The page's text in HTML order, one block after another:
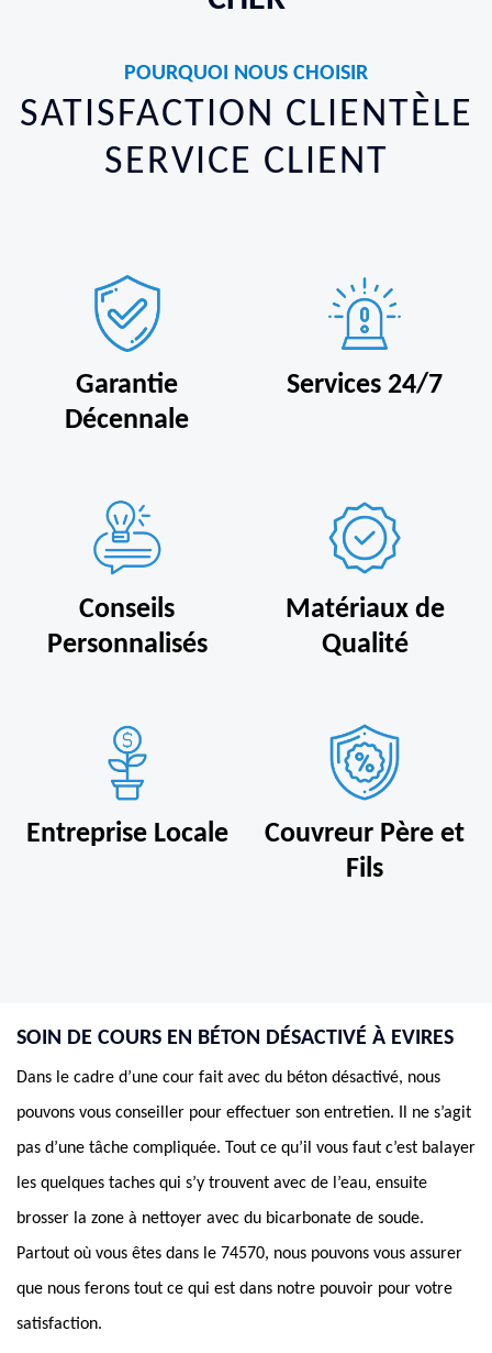
POURQUOI NOUS CHOISIR
SATISFACTION CLIENTÈLE
SERVICE CLIENT
Garantie
Décennale
Services 24/7
Conseils
Personnalisés
Matériaux de
Qualité
Entreprise Locale
Couvreur Père et
Fils
SOIN DE COURS EN BÉTON DÉSACTIVÉ À EVIRES
Dans le cadre d’une cour fait avec du béton désactivé, nous
pouvons vous conseiller pour effectuer son entretien. Il ne s’agit
pas d’une tâche compliquée. Tout ce qu’il vous faut c’est balayer
les quelques taches qui s’y trouvent avec de l’eau, ensuite
brosser la zone à nettoyer avec du bicarbonate de soude.
Partout où vous êtes dans le 74570, nous pouvons vous assurer
que nous ferons tout ce qui est dans notre pouvoir pour votre
satisfaction.